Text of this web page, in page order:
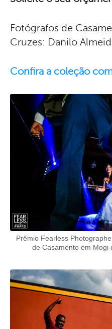
Fotógrafos de
Cruzes: Danilo
Confira a coleção
Prêmio Fearless
de Casamento em Mogi